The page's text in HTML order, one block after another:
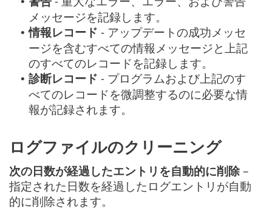
メッセージを記録します。
• 情報レコード - アップデートの成功メッセ
ージを含むすべての情報メッセージと上記
のすべてのレコードを記録します。
• 診断レコード - プログラムおよび上記のす
べてのレコードを微調整するのに必要な情
報が記録されます。
ログファイルのクリーニング
次の日数が経過したエントリを自動的に削除 –
指定された日数を経過したログエントリが自動
的に削除されます。